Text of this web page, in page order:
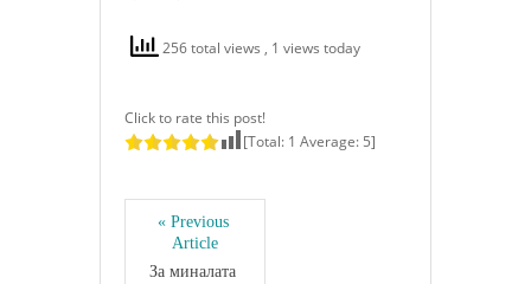
256 total views , 1 views today
Click to rate this post!
[Total: 1 Average: 5]
« Previous
Article
За миналата